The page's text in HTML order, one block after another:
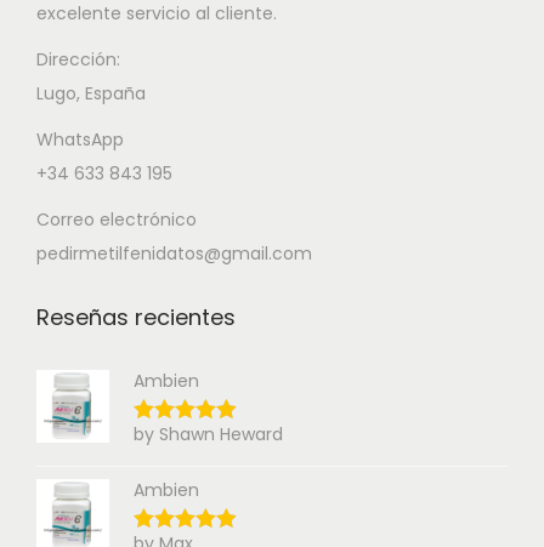
excelente servicio al cliente.
Dirección:
Lugo, España
WhatsApp
+34 633 843 195
Correo electrónico
pedirmetilfenidatos@gmail.com
Reseñas recientes
Ambien
by Shawn Heward
Ambien